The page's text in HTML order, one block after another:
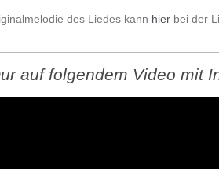
des Liedes kann hier bei der
auf folgendem Video mit